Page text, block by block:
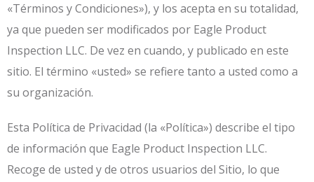
«Términos y Condiciones»), y los acepta en su totalidad,
ya que pueden ser modificados por Eagle Product
Inspection LLC. De vez en cuando, y publicado en este
sitio. El término «usted» se refiere tanto a usted como a
su organización.
Esta Política de Privacidad (la «Política») describe el tipo
de información que Eagle Product Inspection LLC.
Recoge de usted y de otros usuarios del Sitio, lo que